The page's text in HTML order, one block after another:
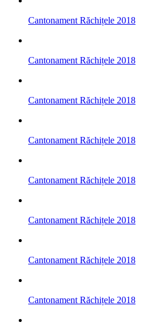
Cantonament Răchițele 2018
Cantonament Răchițele 2018
Cantonament Răchițele 2018
Cantonament Răchițele 2018
Cantonament Răchițele 2018
Cantonament Răchițele 2018
Cantonament Răchițele 2018
Cantonament Răchițele 2018